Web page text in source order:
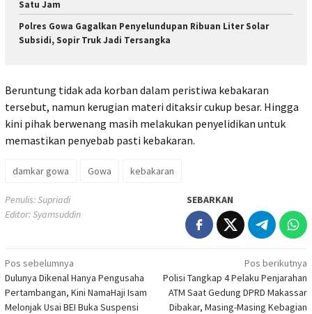
Satu Jam
Polres Gowa Gagalkan Penyelundupan Ribuan Liter Solar
Subsidi, Sopir Truk Jadi Tersangka
Beruntung tidak ada korban dalam peristiwa kebakaran
tersebut, namun kerugian materi ditaksir cukup besar. Hingga
kini pihak berwenang masih melakukan penyelidikan untuk
memastikan penyebab pasti kebakaran.
damkar gowa Gowa kebakaran
Penulis: Supriadi
Editor: Syamsuddin
SEBARKAN
Navigasi
pos
Pos sebelumnya
Dulunya Dikenal Hanya Pengusaha
Pertambangan, Kini NamaHaji Isam
Melonjak Usai BEI Buka Suspensi
Pos berikutnya
Polisi Tangkap 4 Pelaku Penjarahan
ATM Saat Gedung DPRD Makassar
Dibakar, Masing-Masing Kebagian